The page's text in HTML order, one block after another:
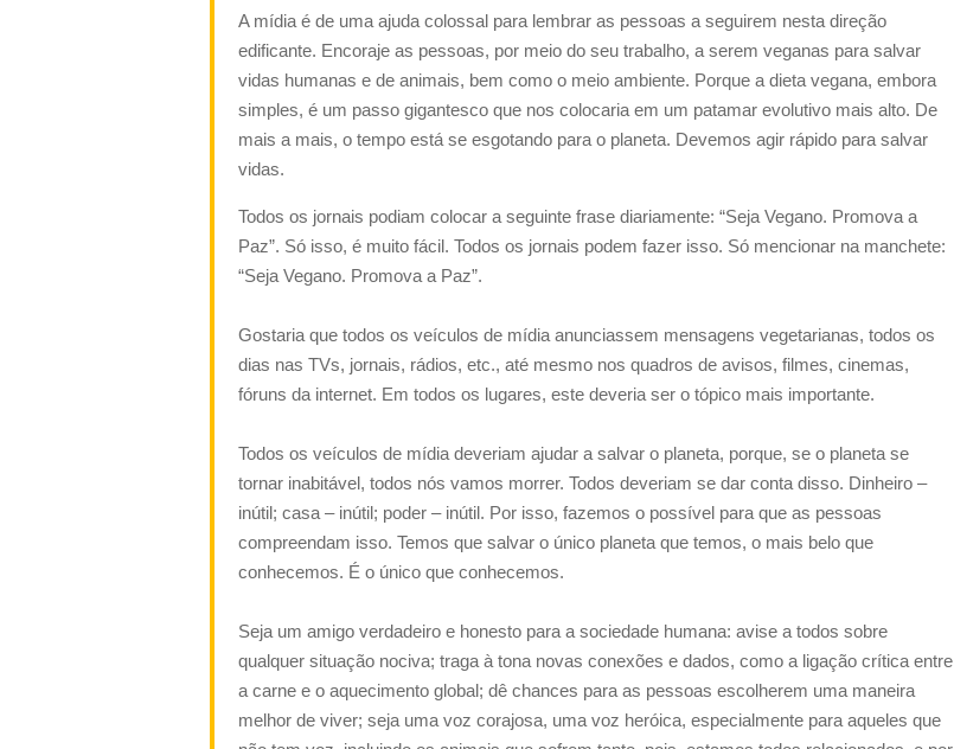
A mídia é de uma ajuda colossal para lembrar as pessoas a seguirem nesta direção
edificante. Encoraje as pessoas, por meio do seu trabalho, a serem veganas para salvar
vidas humanas e de animais, bem como o meio ambiente. Porque a dieta vegana, embora
simples, é um passo gigantesco que nos colocaria em um patamar evolutivo mais alto. De
mais a mais, o tempo está se esgotando para o planeta. Devemos agir rápido para salvar
vidas.
Todos os jornais podiam colocar a seguinte frase diariamente: “Seja Vegano. Promova a
Paz”. Só isso, é muito fácil. Todos os jornais podem fazer isso. Só mencionar na manchete:
“Seja Vegano. Promova a Paz”.
Gostaria que todos os veículos de mídia anunciassem mensagens vegetarianas, todos os
dias nas TVs, jornais, rádios, etc., até mesmo nos quadros de avisos, filmes, cinemas,
fóruns da internet. Em todos os lugares, este deveria ser o tópico mais importante.
Todos os veículos de mídia deveriam ajudar a salvar o planeta, porque, se o planeta se
tornar inabitável, todos nós vamos morrer. Todos deveriam se dar conta disso. Dinheiro –
inútil; casa – inútil; poder – inútil. Por isso, fazemos o possível para que as pessoas
compreendam isso. Temos que salvar o único planeta que temos, o mais belo que
conhecemos. É o único que conhecemos.
Seja um amigo verdadeiro e honesto para a sociedade humana: avise a todos sobre
qualquer situação nociva; traga à tona novas conexões e dados, como a ligação crítica entre
a carne e o aquecimento global; dê chances para as pessoas escolherem uma maneira
melhor de viver; seja uma voz corajosa, uma voz heróica, especialmente para aqueles que